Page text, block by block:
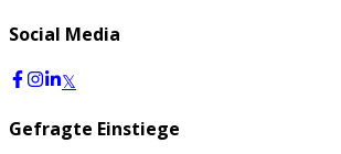
Social Media
𝕏
Gefragte Einstiege